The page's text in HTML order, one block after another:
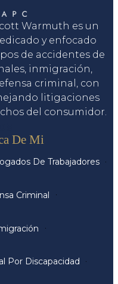
Warmuth es un
y enfocado
de accidentes de
inmigración,
criminal, con
litigaciones
del consumidor.
De Mi
De Trabajadores
Criminal
Por Discapacidad